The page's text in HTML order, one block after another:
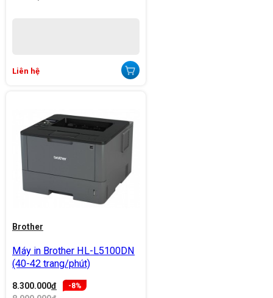
Liên hệ
Brother
Máy in Brother HL-L5100DN
(40-42 trang/phút)
8.300.000đ -8%